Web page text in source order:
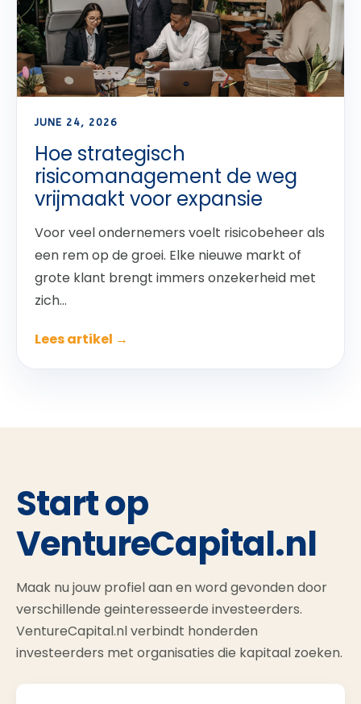
JUNE 24, 2026
Hoe strategisch
risicomanagement de weg
vrijmaakt voor expansie
Voor veel ondernemers voelt risicobeheer als
een rem op de groei. Elke nieuwe markt of
grote klant brengt immers onzekerheid met
zich...
Lees artikel →
Start op
VentureCapital.nl
Maak nu jouw profiel aan en word gevonden door
verschillende geinteresseerde investeerders.
VentureCapital.nl verbindt honderden
investeerders met organisaties die kapitaal zoeken.